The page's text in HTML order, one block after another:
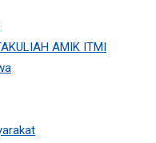
AMIK ITMI